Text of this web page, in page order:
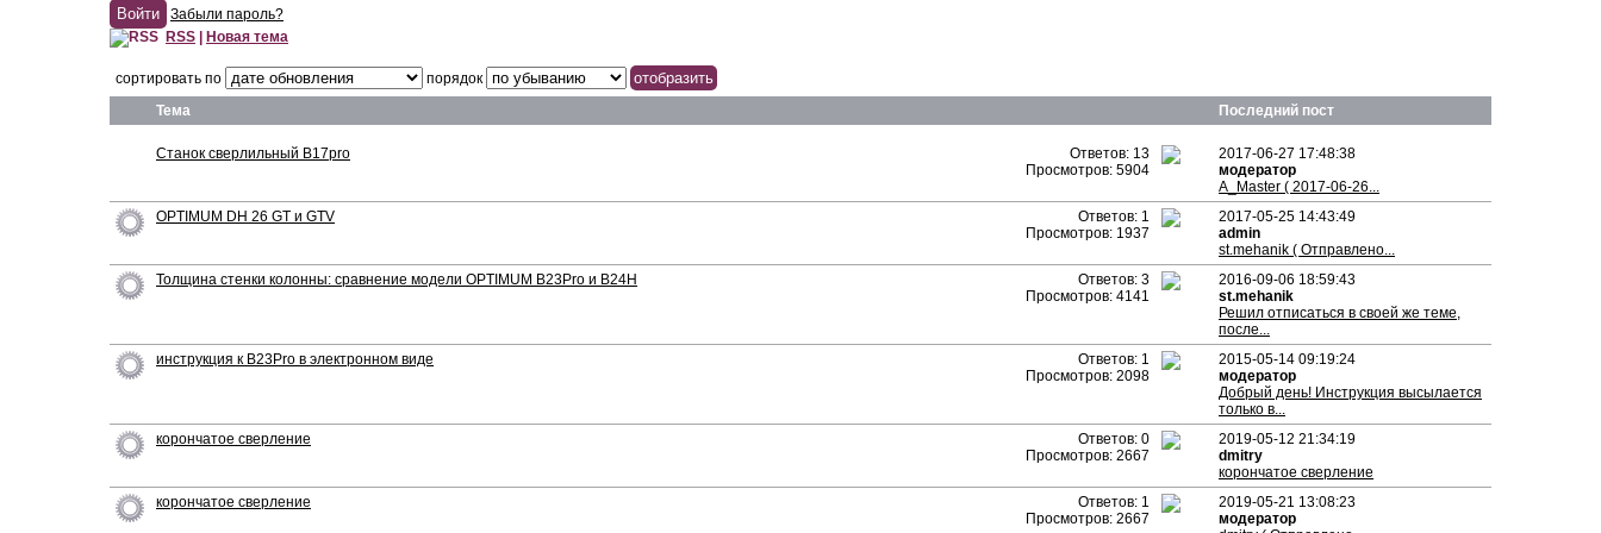
Забыли пароль?
RSS
Новая тема
сортировать по
порядок
Тема
Последний пост
Станок сверлильный B17pro
Ответов: 13
Просмотров: 5904
2017-06-27 17:48:38
модератор
A_Master ( 2017-06-26...
OPTIMUM DH 26 GT и GTV
Ответов: 1
Просмотров: 1937
2017-05-25 14:43:49
admin
st.mehanik ( Отправлено...
Толщина стенки колонны: сравнение модели OPTIMUM B23Pro и B24H
Ответов: 3
Просмотров: 4141
2016-09-06 18:59:43
st.mehanik
Решил отписаться в своей же теме,
после...
инструкция к B23Pro в электронном виде
Ответов: 1
Просмотров: 2098
2015-05-14 09:19:24
модератор
Добрый день! Инструкция высылается
только в...
корончатое сверление
Ответов: 0
Просмотров: 2667
2019-05-12 21:34:19
dmitry
корончатое сверление
корончатое сверление
Ответов: 1
Просмотров: 2667
2019-05-21 13:08:23
модератор